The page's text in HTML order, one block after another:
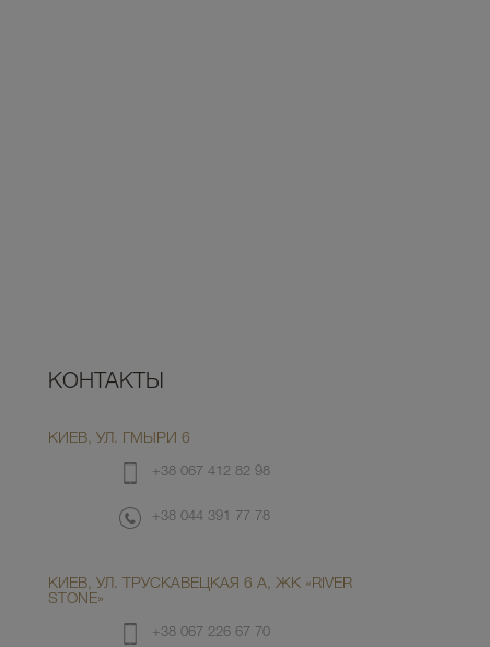
КОНТАКТЫ
КИЕВ, УЛ. ГМЫРИ 6
+38 067 412 82 98
+38 044 391 77 78
КИЕВ, УЛ. ТРУСКАВЕЦКАЯ 6 А, ЖК «RIVER
STONE»
+38 067 226 67 70